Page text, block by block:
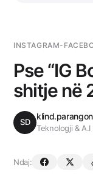
INSTAGRAM-
Pse “IG
shitje në
SD
Teknologji &
Ndaj: